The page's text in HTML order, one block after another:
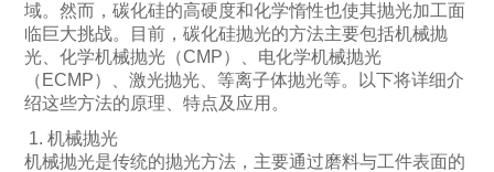
域。然而，碳化硅的高硬度和化学惰性也使其抛光加工面
临巨大挑战。目前，碳化硅抛光的方法主要包括机械抛
光、化学机械抛光（CMP）、电化学机械抛光
（ECMP）、激光抛光、等离子体抛光等。以下将详细介
绍这些方法的原理、特点及应用。
1. 机械抛光
机械抛光是传统的抛光方法，主要通过磨料与工件表面的